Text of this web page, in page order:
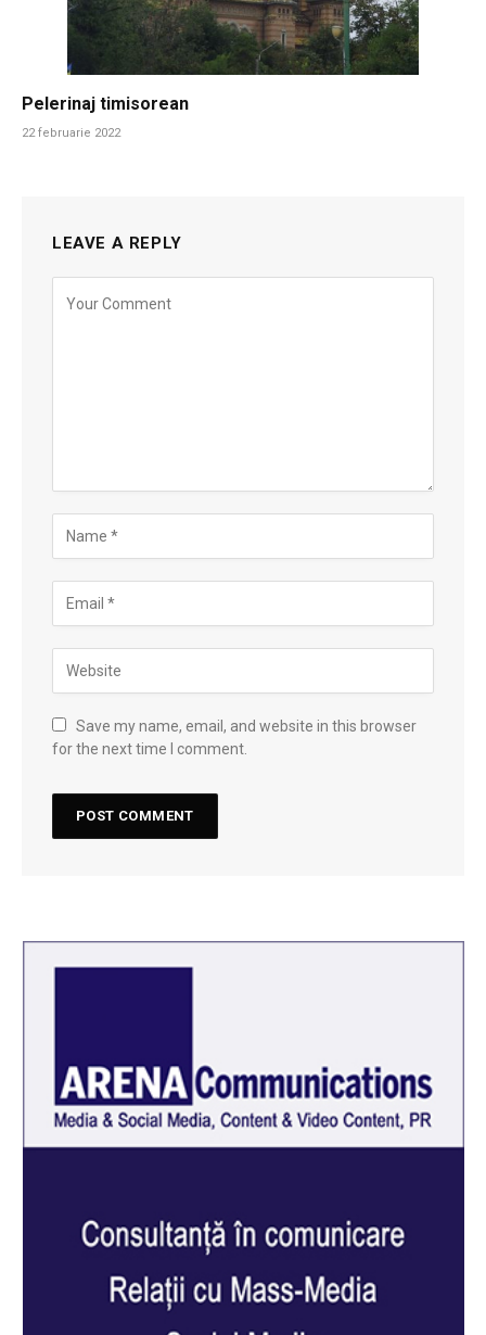
Pelerinaj timisorean
22 februarie 2022
LEAVE A REPLY
Save my name, email, and website in this browser
for the next time I comment.